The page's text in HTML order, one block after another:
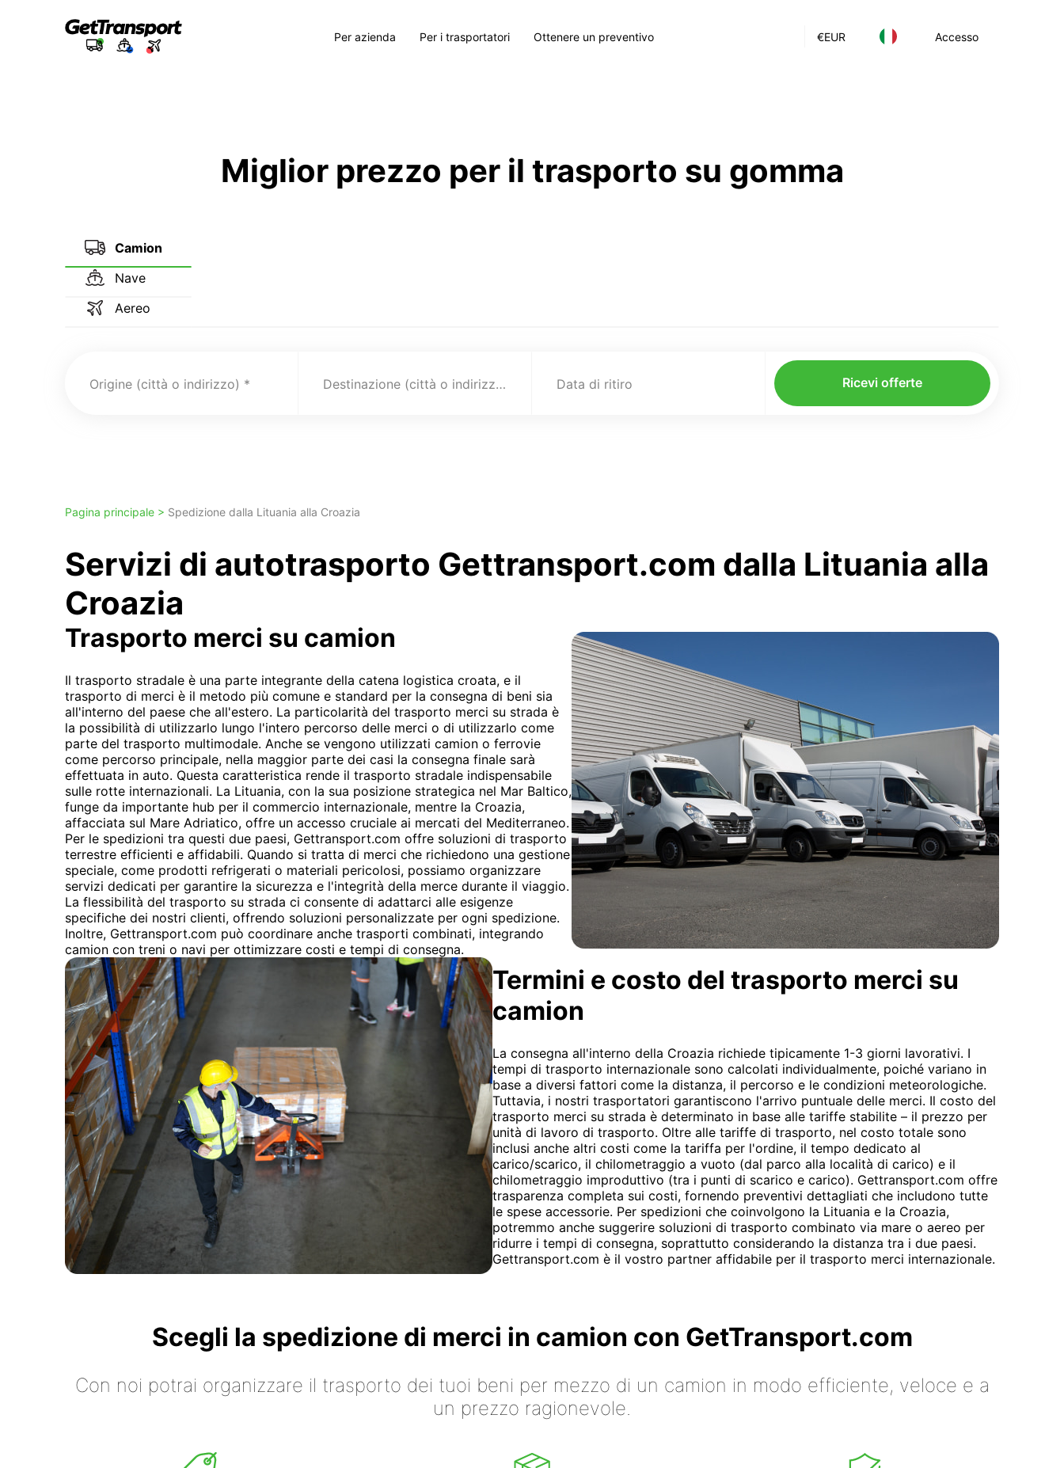
€EUR Accesso
Per azienda Per i trasportatori Ottenere un preventivo
Miglior prezzo per il trasporto su gomma
Camion
Nave
Aereo
Origine (città o indirizzo) Destinazione (città o indirizzo) Data di ritiro Ricevi offerte
Pagina principale > Spedizione dalla Lituania alla Croazia
Servizi di autotrasporto Gettransport.com dalla Lituania alla
Croazia
Trasporto merci su camion
Il trasporto stradale è una parte integrante della catena logistica croata, e il
trasporto di merci è il metodo più comune e standard per la consegna di beni sia
all'interno del paese che all'estero. La particolarità del trasporto merci su strada è
la possibilità di utilizzarlo lungo l'intero percorso delle merci o di utilizzarlo come
parte del trasporto multimodale. Anche se vengono utilizzati camion o ferrovie
come percorso principale, nella maggior parte dei casi la consegna finale sarà
effettuata in auto. Questa caratteristica rende il trasporto stradale indispensabile
sulle rotte internazionali. La Lituania, con la sua posizione strategica nel Mar Baltico,
funge da importante hub per il commercio internazionale, mentre la Croazia,
affacciata sul Mare Adriatico, offre un accesso cruciale ai mercati del Mediterraneo.
Per le spedizioni tra questi due paesi, Gettransport.com offre soluzioni di trasporto
terrestre efficienti e affidabili. Quando si tratta di merci che richiedono una gestione
speciale, come prodotti refrigerati o materiali pericolosi, possiamo organizzare
servizi dedicati per garantire la sicurezza e l'integrità della merce durante il viaggio.
La flessibilità del trasporto su strada ci consente di adattarci alle esigenze
specifiche dei nostri clienti, offrendo soluzioni personalizzate per ogni spedizione.
Inoltre, Gettransport.com può coordinare anche trasporti combinati, integrando
camion con treni o navi per ottimizzare costi e tempi di consegna.
Termini e costo del trasporto merci su
camion
La consegna all'interno della Croazia richiede tipicamente 1-3 giorni lavorativi. I
tempi di trasporto internazionale sono calcolati individualmente, poiché variano in
base a diversi fattori come la distanza, il percorso e le condizioni meteorologiche.
Tuttavia, i nostri trasportatori garantiscono l'arrivo puntuale delle merci. Il costo del
trasporto merci su strada è determinato in base alle tariffe stabilite – il prezzo per
unità di lavoro di trasporto. Oltre alle tariffe di trasporto, nel costo totale sono
inclusi anche altri costi come la tariffa per l'ordine, il tempo dedicato al
carico/scarico, il chilometraggio a vuoto (dal parco alla località di carico) e il
chilometraggio improduttivo (tra i punti di scarico e carico). Gettransport.com offre
trasparenza completa sui costi, fornendo preventivi dettagliati che includono tutte
le spese accessorie. Per spedizioni che coinvolgono la Lituania e la Croazia,
potremmo anche suggerire soluzioni di trasporto combinato via mare o aereo per
ridurre i tempi di consegna, soprattutto considerando la distanza tra i due paesi.
Gettransport.com è il vostro partner affidabile per il trasporto merci internazionale.
Scegli la spedizione di merci in camion con GetTransport.com
Con noi potrai organizzare il trasporto dei tuoi beni per mezzo di un camion in modo efficiente, veloce e a
un prezzo ragionevole.